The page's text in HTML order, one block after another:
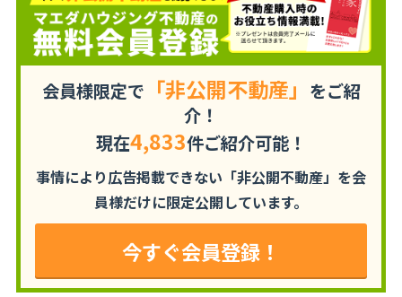
会員様限定で 「非公開不動産」 をご紹
介！
現在4,833件ご紹介可能！
事情により広告掲載できない「非公開不動産」を会
員様だけに限定公開しています。
今すぐ会員登録！